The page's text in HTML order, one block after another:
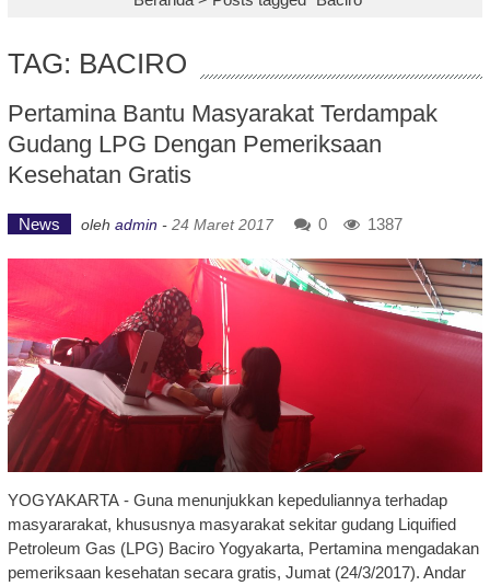
TAG: BACIRO
Pertamina Bantu Masyarakat Terdampak
Gudang LPG Dengan Pemeriksaan
Kesehatan Gratis
News oleh admin - 24 Maret 2017 0 1387
YOGYAKARTA - Guna menunjukkan kepeduliannya terhadap
masyararakat, khususnya masyarakat sekitar gudang Liquified
Petroleum Gas (LPG) Baciro Yogyakarta, Pertamina mengadakan
pemeriksaan kesehatan secara gratis, Jumat (24/3/2017). Andar